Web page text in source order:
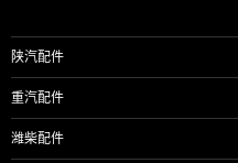
陕汽配件
重汽配件
潍柴配件